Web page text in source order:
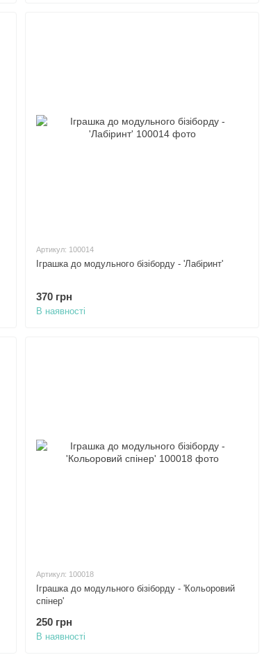
Артикул: 100014
Іграшка до модульного бізіборду - 'Лабіринт'
370 грн
В наявності
Артикул: 100018
Іграшка до модульного бізіборду - 'Кольоровий
спінер'
250 грн
В наявності